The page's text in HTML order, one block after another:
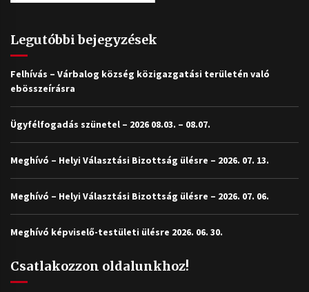
Legutóbbi bejegyzések
Felhívás – Várbalog község közigazgatási területén való
ebösszeírásra
Ügyfélfogadás szünetel – 2026 08.03. – 08.07.
Meghívó – Helyi Választási Bizottság ülésre – 2026. 07. 13.
Meghívó – Helyi Választási Bizottság ülésre – 2026. 07. 06.
Meghívó képviselő-testületi ülésre 2026. 06. 30.
Csatlakozzon oldalunkhoz!